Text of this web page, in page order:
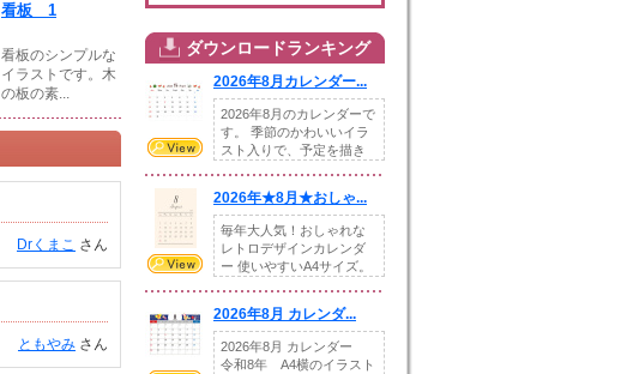
看板 1
看板のシンプルな
イラストです。木
の板の素...
Drくまこ さん
ともやみ さん
ダウンロードランキング
2026年8月カレンダー...
2026年8月のカレンダーで
す。 季節のかわいいイラ
スト入りで、予定を描き
2026年★8月★おしゃ...
毎年大人気！おしゃれな
レトロデザインカレンダ
ー 使いやすいA4サイズ。
2026年8月 カレンダ...
2026年8月 カレンダー
令和8年 A4横のイラスト